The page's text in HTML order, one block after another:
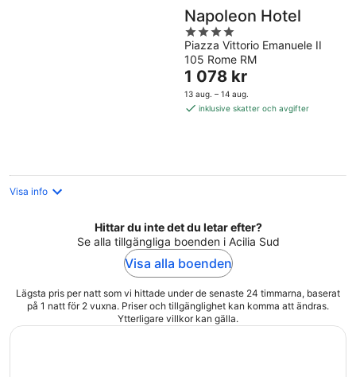
Napoleon Hotel
4
out
of
5
Piazza Vittorio Emanuele II
105 Rome RM
Priset
är
1 078 kr
1 078 kr
13 aug. – 14 aug.
inklusive skatter och avgifter
Visa info
Hittar du inte det du letar efter?
Se alla tillgängliga boenden i Acilia Sud
Visa alla boenden
Lägsta pris per natt som vi hittade under de senaste 24 timmarna, baserat
på 1 natt för 2 vuxna. Priser och tillgänglighet kan komma att ändras.
Ytterligare villkor kan gälla.